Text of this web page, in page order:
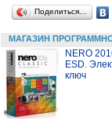
Поделиться…
МАГАЗИН
NERO
ESD.
ключ